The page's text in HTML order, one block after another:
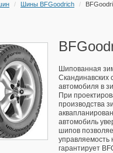
Шины BFGoodrich
Шипованная
Скандинавских
автомобиля в
При
производства
автомобиль
шипов
управляемость
гарантирует